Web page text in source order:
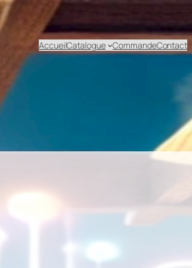
AccueilCatalogue CommandeContact